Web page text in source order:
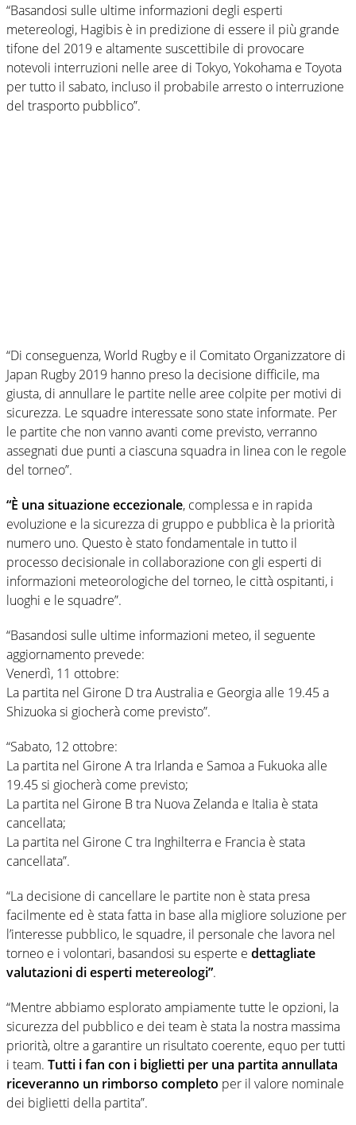
“Basandosi sulle ultime informazioni degli esperti
metereologi, Hagibis è in predizione di essere il più grande
tifone del 2019 e altamente suscettibile di provocare
notevoli interruzioni nelle aree di Tokyo, Yokohama e Toyota
per tutto il sabato, incluso il probabile arresto o interruzione
del trasporto pubblico”.
“Di conseguenza, World Rugby e il Comitato Organizzatore di
Japan Rugby 2019 hanno preso la decisione difficile, ma
giusta, di annullare le partite nelle aree colpite per motivi di
sicurezza. Le squadre interessate sono state informate. Per
le partite che non vanno avanti come previsto, verranno
assegnati due punti a ciascuna squadra in linea con le regole
del torneo”.
“È una situazione eccezionale, complessa e in rapida
evoluzione e la sicurezza di gruppo e pubblica è la priorità
numero uno. Questo è stato fondamentale in tutto il
processo decisionale in collaborazione con gli esperti di
informazioni meteorologiche del torneo, le città ospitanti, i
luoghi e le squadre”.
“Basandosi sulle ultime informazioni meteo, il seguente
aggiornamento prevede:
Venerdì, 11 ottobre:
La partita nel Girone D tra Australia e Georgia alle 19.45 a
Shizuoka si giocherà come previsto”.
“Sabato, 12 ottobre:
La partita nel Girone A tra Irlanda e Samoa a Fukuoka alle
19.45 si giocherà come previsto;
La partita nel Girone B tra Nuova Zelanda e Italia è stata
cancellata;
La partita nel Girone C tra Inghilterra e Francia è stata
cancellata”.
“La decisione di cancellare le partite non è stata presa
facilmente ed è stata fatta in base alla migliore soluzione per
l’interesse pubblico, le squadre, il personale che lavora nel
torneo e i volontari, basandosi su esperte e dettagliate
valutazioni di esperti metereologi”.
“Mentre abbiamo esplorato ampiamente tutte le opzioni, la
sicurezza del pubblico e dei team è stata la nostra massima
priorità, oltre a garantire un risultato coerente, equo per tutti
i team. Tutti i fan con i biglietti per una partita annullata
riceveranno un rimborso completo per il valore nominale
dei biglietti della partita”.